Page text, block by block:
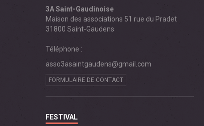
3A Saint-Gaudinoise
Maison des associations 51 rue du Pradet
31800 Saint-Gaudens
Téléphone :
asso3asaintgaudens@gmail.com
FORMULAIRE DE CONTACT
FESTIVAL